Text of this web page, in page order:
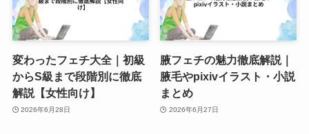
変わったフェチ大全｜初級
からS級まで段階別に徹底
解説【女性向け】
2026年6月28日
腋フェチの魅力徹底解説｜
腋毛やpixivイラスト・小説
まとめ
2026年6月27日